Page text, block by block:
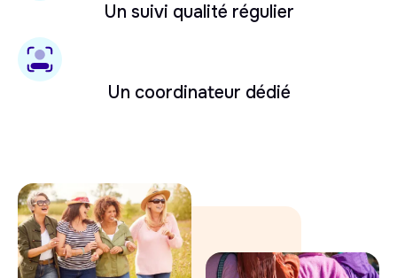
Un suivi qualité régulier
Un coordinateur dédié